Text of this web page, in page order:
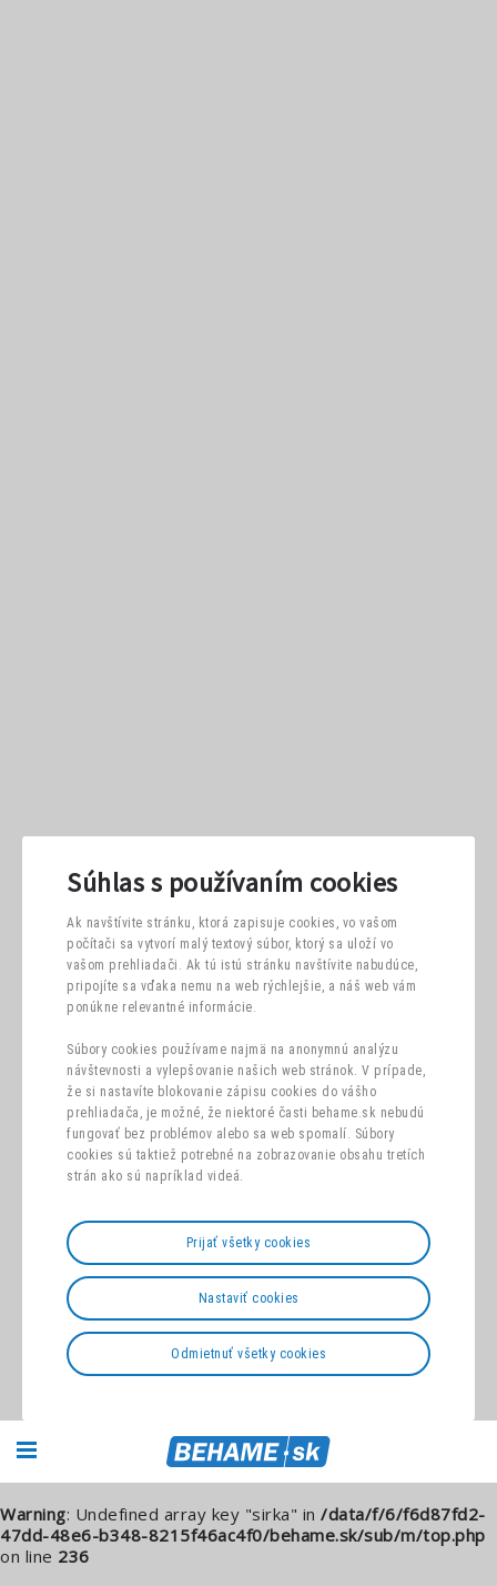
Súhlas s používaním cookies
Ak navštívite stránku, ktorá zapisuje cookies, vo vašom
počítači sa vytvorí malý textový súbor, ktorý sa uloží vo
vašom prehliadači. Ak tú istú stránku navštívite nabudúce,
pripojíte sa vďaka nemu na web rýchlejšie, a náš web vám
ponúkne relevantné informácie.
Súbory cookies používame najmä na anonymnú analýzu
návštevnosti a vylepšovanie našich web stránok. V prípade,
že si nastavíte blokovanie zápisu cookies do vášho
prehliadača, je možné, že niektoré časti behame.sk nebudú
fungovať bez problémov alebo sa web spomalí. Súbory
cookies sú taktiež potrebné na zobrazovanie obsahu tretích
strán ako sú napríklad videá.
Prijať všetky cookies
Nastaviť cookies
Odmietnuť všetky cookies
Warning: Undefined array key "sirka" in /data/f/6/f6d87fd2-
47dd-48e6-b348-8215f46ac4f0/behame.sk/sub/m/top.php
on line 236